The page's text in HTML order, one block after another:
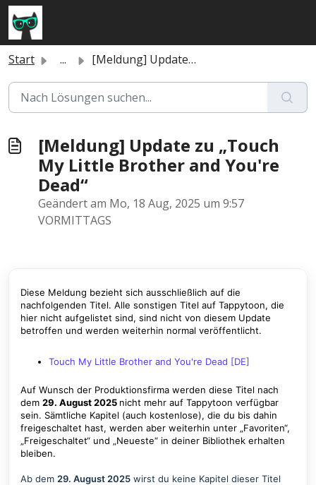
Zum hauptsächlichen Inhalt gehen
Start ... [Meldung] Update zu „Touch My Little Brother and You'...
[Meldung] Update zu „Touch
My Little Brother and You're
Dead“
Geändert am Mo, 18 Aug, 2025 um 9:57
VORMITTAGS
Diese Meldung bezieht sich ausschließlich auf die
nachfolgenden Titel. Alle sonstigen Titel auf Tappytoon, die
hier nicht aufgelistet sind, sind nicht von diesem Update
betroffen und werden weiterhin normal veröffentlicht.
Touch My Little Brother and You're Dead [DE]
Auf Wunsch der Produktionsfirma werden diese Titel nach
dem 29. August 2025 nicht mehr auf Tappytoon verfügbar
sein. Sämtliche Kapitel (auch kostenlose), die du bis dahin
freigeschaltet hast, werden aber weiterhin unter „Favoriten“,
„Freigeschaltet“ und „Neueste“ in deiner Bibliothek erhalten
bleiben.
Ab dem 29. August 2025 wirst du keine Kapitel dieser Titel